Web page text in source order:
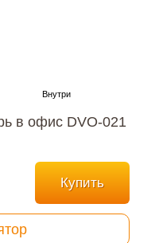
в офис DVO-021
Купить